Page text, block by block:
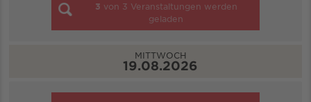
3 von 3 Veranstaltungen werden
geladen
MITTWOCH
19.08.2026